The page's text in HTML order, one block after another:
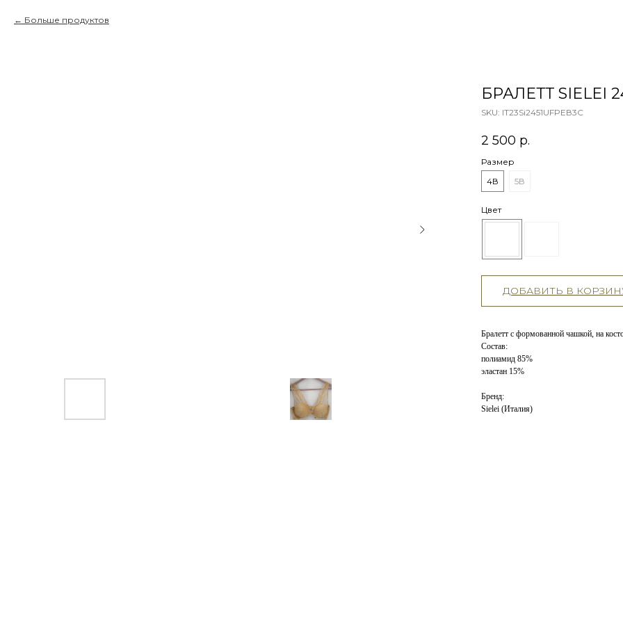
Больше продуктов
БРАЛЕТТ SIELEI
SKU: IT23Si2451UFPEВ3С
2 500 р.
Размер
4В
5В
Цвет
ДОБАВИТЬ В
Бралетт с формованной чашкой, на
Состав:
полиамид 85%
эластан 15%
Бренд:
Sielei (Италия)